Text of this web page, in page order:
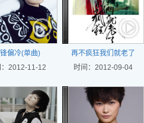
偏冷(单曲)
2012-11-12
再不疯狂我们就老了
时间：2012-09-04